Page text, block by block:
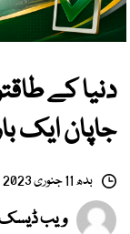
دنیا کے
جاپان ایک
بدھ 11 جنوری 2023
ویب